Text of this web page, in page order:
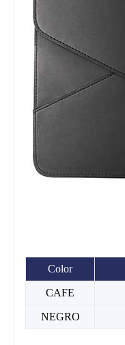
Color
CAFE
NEGRO